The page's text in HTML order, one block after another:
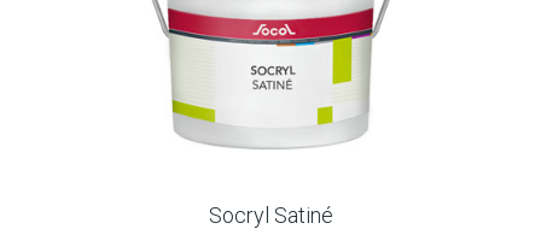
Socryl Satiné